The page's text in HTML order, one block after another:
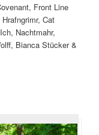
Front Line
Cat
Nachtmahr,
Bianca Stücker &